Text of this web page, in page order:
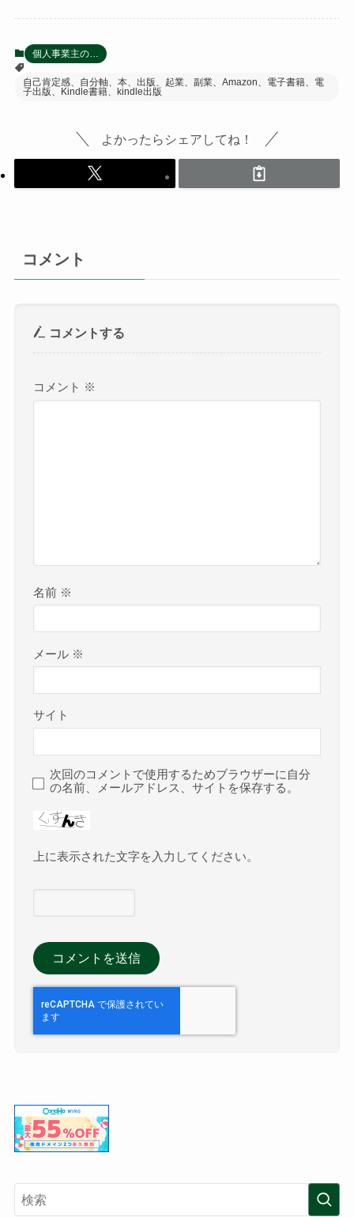
個人事業主の…
自己肯定感、自分軸、本、出版、起業、副業、Amazon、電子書籍、電
子出版、Kindle書籍、kindle出版
よかったらシェアしてね！
コメント
コメントする
コメント ※
名前 ※
メール ※
サイト
次回のコメントで使用するためブラウザーに自分
の名前、メールアドレス、サイトを保存する。
上に表示された文字を入力してください。